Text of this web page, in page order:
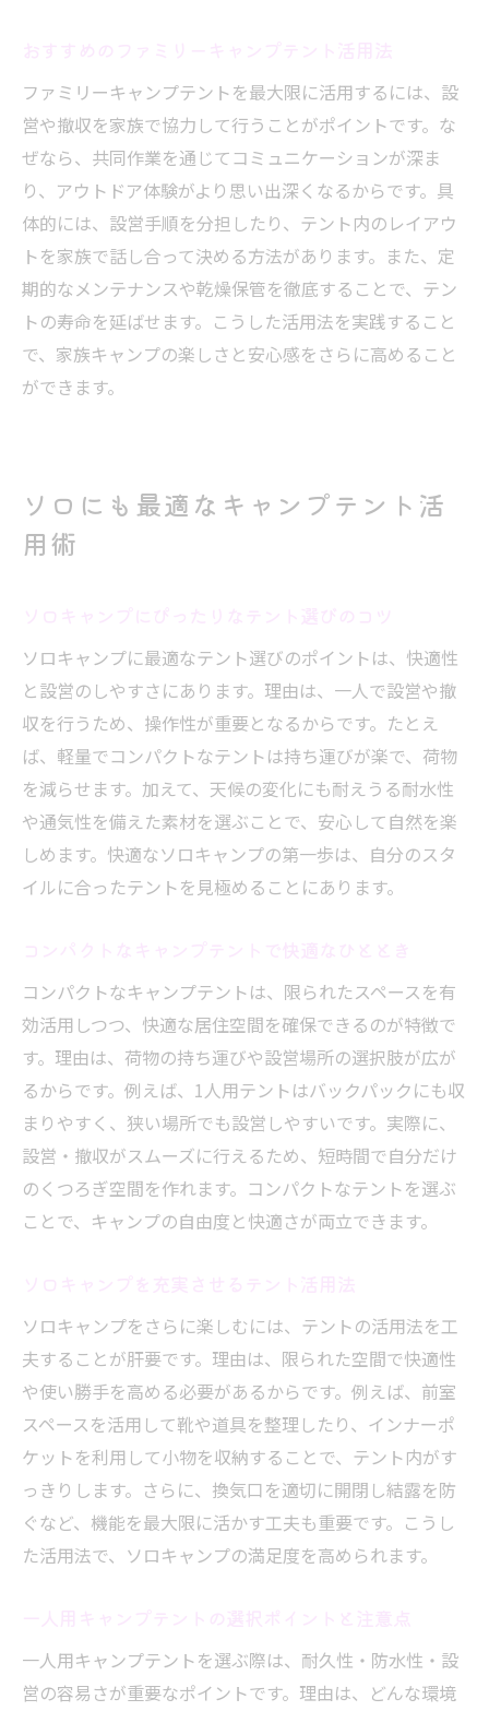
キャンプで頼れる耐久性重視テントの魅力
キャンプ場で守るべきテント利用マナー
キャンプ場で大切なテント利用マナー
周囲に配慮したテント設営のポイント
静かな夜を守るキャンプマナーの基本
トラブル防止のためのテント利用ルール
キャンプ初心者が知っておきたいマナー集
快適なキャンプ場利用を支えるマナー術
おすすめのテントで安心なアウトドア体験
び方
キャンプの安心を高めるテント選びの工夫
おすすめテントで快適なキャンプ体験を実
現
ファミリーキャンプテントを最大限に活用するには、設
営や撤収を家族で協力して行うことがポイントです。な
ぜなら、共同作業を通じてコミュニケーションが深ま
り、アウトドア体験がより思い出深くなるからです。具
体的には、設営手順を分担したり、テント内のレイアウ
トを家族で話し合って決める方法があります。また、定
期的なメンテナンスや乾燥保管を徹底することで、テン
トの寿命を延ばせます。こうした活用法を実践すること
で、家族キャンプの楽しさと安心感をさらに高めること
ができます。
ソロにも最適なキャンプテント活
用術
ソロキャンプに最適なテント選びのポイントは、快適性
と設営のしやすさにあります。理由は、一人で設営や撤
収を行うため、操作性が重要となるからです。たとえ
ば、軽量でコンパクトなテントは持ち運びが楽で、荷物
を減らせます。加えて、天候の変化にも耐えうる耐水性
や通気性を備えた素材を選ぶことで、安心して自然を楽
しめます。快適なソロキャンプの第一歩は、自分のスタ
イルに合ったテントを見極めることにあります。
コンパクトなキャンプテントは、限られたスペースを有
効活用しつつ、快適な居住空間を確保できるのが特徴で
す。理由は、荷物の持ち運びや設営場所の選択肢が広が
るからです。例えば、1人用テントはバックパックにも収
まりやすく、狭い場所でも設営しやすいです。実際に、
設営・撤収がスムーズに行えるため、短時間で自分だけ
のくつろぎ空間を作れます。コンパクトなテントを選ぶ
ことで、キャンプの自由度と快適さが両立できます。
ソロキャンプをさらに楽しむには、テントの活用法を工
夫することが肝要です。理由は、限られた空間で快適性
や使い勝手を高める必要があるからです。例えば、前室
スペースを活用して靴や道具を整理したり、インナーポ
ケットを利用して小物を収納することで、テント内がす
っきりします。さらに、換気口を適切に開閉し結露を防
ぐなど、機能を最大限に活かす工夫も重要です。こうし
た活用法で、ソロキャンプの満足度を高められます。
一人用キャンプテントを選ぶ際は、耐久性・防水性・設
営の容易さが重要なポイントです。理由は、どんな環境